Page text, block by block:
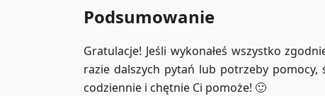
Podsumowanie
Gratulacje! Jeśli wykonałeś wszystko
razie dalszych pytań lub potrzeby
codziennie i chętnie Ci pomoże! 🙂